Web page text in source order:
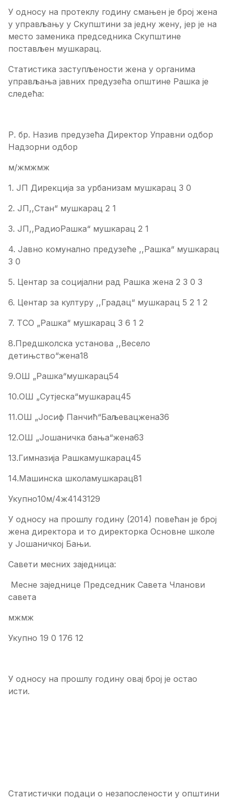
У односу на протеклу годину смањен је број жена
у управљању у Скупштини за једну жену, јер је на
место заменика председника Скупштине
постављен мушкарац.
Статистика заступљености жена у органима
управљања јавних предузећа општине Рашка је
следећа:
Р. бр. Назив предузећа Директор Управни одбор
Надзорни одбор
м/жмжмж
1. ЈП Дирекција за урбанизам мушкарац 3 0
2. ЈП,,Стан“ мушкарац 2 1
3. ЈП,,РадиоРашка“ мушкарац 2 1
4. Јавно комунално предузеће ,,Рашка“ мушкарац
3 0
5. Центар за социјални рад Рашка жена 2 3 0 3
6. Центар за културу ,,Градац“ мушкарац 5 2 1 2
7. ТСО „Рашка“ мушкарац 3 6 1 2
8.Предшколска установа ,,Весело
детињство“жена18
9.ОШ „Рашка“мушкарац54
10.ОШ „Сутјеска“мушкарац45
11.ОШ „Јосиф Панчић“Баљевацжена36
12.ОШ „Јошаничка бања“жена63
13.Гимназија Рашкамушкарац45
14.Машинска школамушкарац81
Укупно10м/4ж4143129
У односу на прошлу годину (2014) повећан је број
жена директора и то директорка Основне школе
у Јошаничкој Бањи.
Савети месних заједница:
Месне заједнице Председник Савета Чланови
савета
мжмж
Укупно 19 0 176 12
У односу на прошлу годину овај број је остао
исти.
Статистички подаци о незапослености у општини